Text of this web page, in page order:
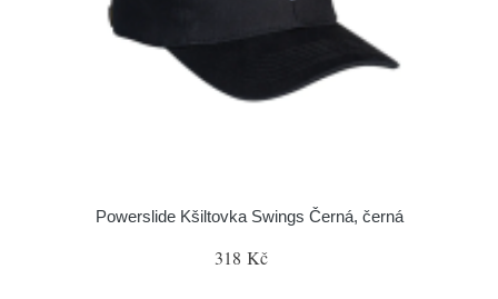
Powerslide Kšiltovka Swings Černá, černá
318 Kč